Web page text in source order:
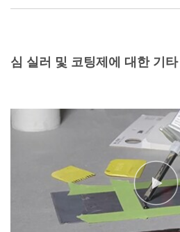
심 실러 및 코팅제에 대한 기